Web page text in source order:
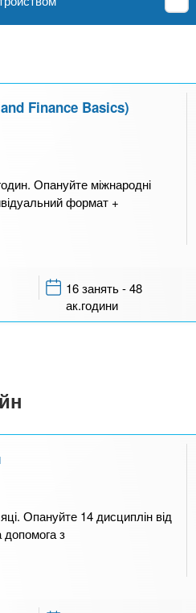
Finance Basics)
Опануйте міжнародні
формат +
16 занять - 48
ак.години
Опануйте 14 дисциплін від
допомога з